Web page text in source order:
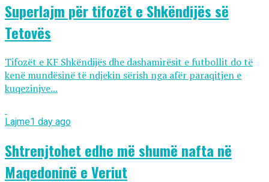
Superlajm për tifozët e Shkëndijës së
Tetovës
Tifozët e KF Shkëndijës dhe dashamirësit e futbollit do të
kenë mundësinë të ndjekin sërish nga afër paraqitjen e
kuqezinjve...
Lajme1 day ago
Shtrenjtohet edhe më shumë nafta në
Maqedoninë e Veriut